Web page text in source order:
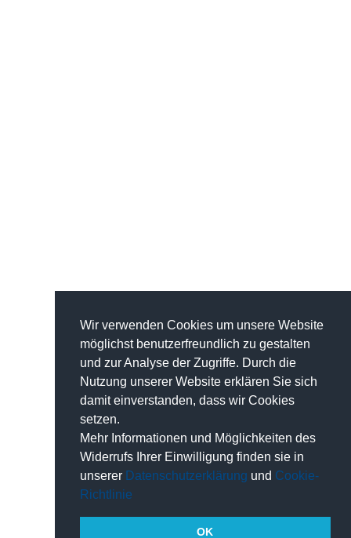
Wir verwenden Cookies um unsere Website
möglichst benutzerfreundlich zu gestalten
und zur Analyse der Zugriffe. Durch die
Nutzung unserer Website erklären Sie sich
damit einverstanden, dass wir Cookies
setzen.
Mehr Informationen und Möglichkeiten des
Widerrufs Ihrer Einwilligung finden sie in
unserer Datenschutzerklärung und Cookie-
Richtlinie
OK